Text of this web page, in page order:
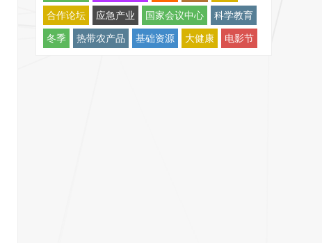
合作论坛 应急产业 国家会议中心 科学教育
冬季 热带农产品 基础资源 大健康 电影节